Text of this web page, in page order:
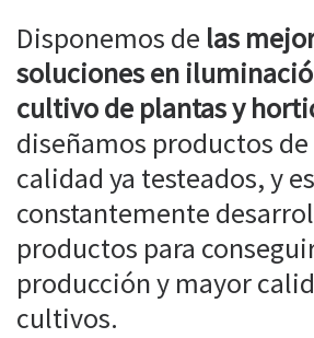
Disponemos de las
soluciones en
cultivo de plantas y
diseñamos productos
calidad ya testeados, y
constantemente
productos para
producción y mayor
cultivos.